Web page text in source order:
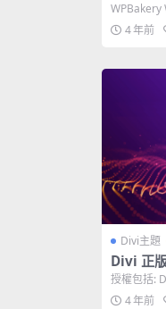
WPBakery
頁面構建器
4 年前
Divi主題
Divi 正
授權包括:
er插...
4 年前